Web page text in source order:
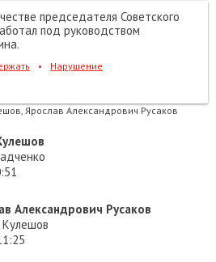
председателя Советского
под руководством
• Нарушение
Ярослав Александрович Русаков
Александрович Русаков